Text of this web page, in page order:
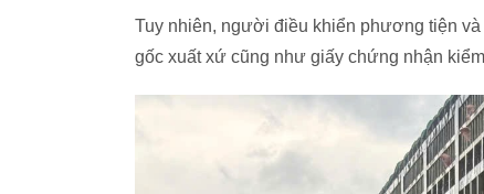
Tuy nhiên, người điều khiển phương tiện
gốc xuất xứ cũng như giấy chứng nhận